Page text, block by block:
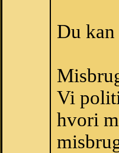
Du
Vi
hvori